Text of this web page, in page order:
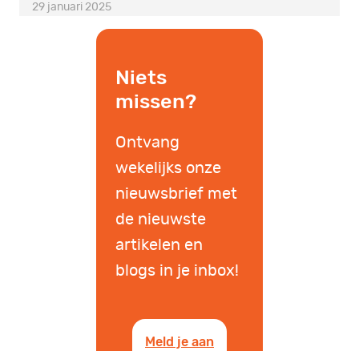
29 januari 2025
Niets
missen?
Ontvang
wekelijks onze
nieuwsbrief met
de nieuwste
artikelen en
blogs in je inbox!
Meld je aan